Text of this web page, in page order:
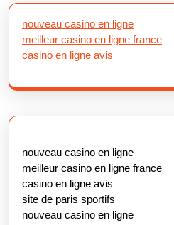
nouveau casino en ligne
meilleur casino en ligne france
casino en ligne avis
nouveau casino en ligne
meilleur casino en ligne france
casino en ligne avis
site de paris sportifs
nouveau casino en ligne